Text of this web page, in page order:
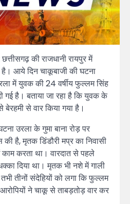
छत्तीसगढ़ की राजधानी रायपुर में
आये दिन चाकूबाजी की घटना
में युवक की 24 वर्षीय फुल्लम सिंह
गई है। बताया जा रहा है कि युवक के
से वार किया गया है।
उरला के गुमा बाना रोड़ पर
है, मृतक डिंडौरी मप्र का निवासी
काम करता था। वारदात से पहले
दिया था। मृतक भी नशे में गाली
तीनों संदेहियों को लगा कि फुल्लम
ने चाकू से ताबड़तोड़ वार कर